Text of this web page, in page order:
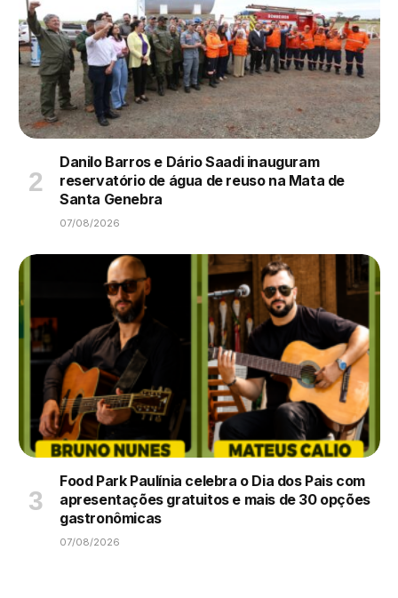
Danilo Barros e Dário Saadi inauguram
reservatório de água de reuso na Mata de
Santa Genebra
07/08/2026
Food Park Paulínia celebra o Dia dos Pais com
apresentações gratuitos e mais de 30 opções
gastronômicas
07/08/2026